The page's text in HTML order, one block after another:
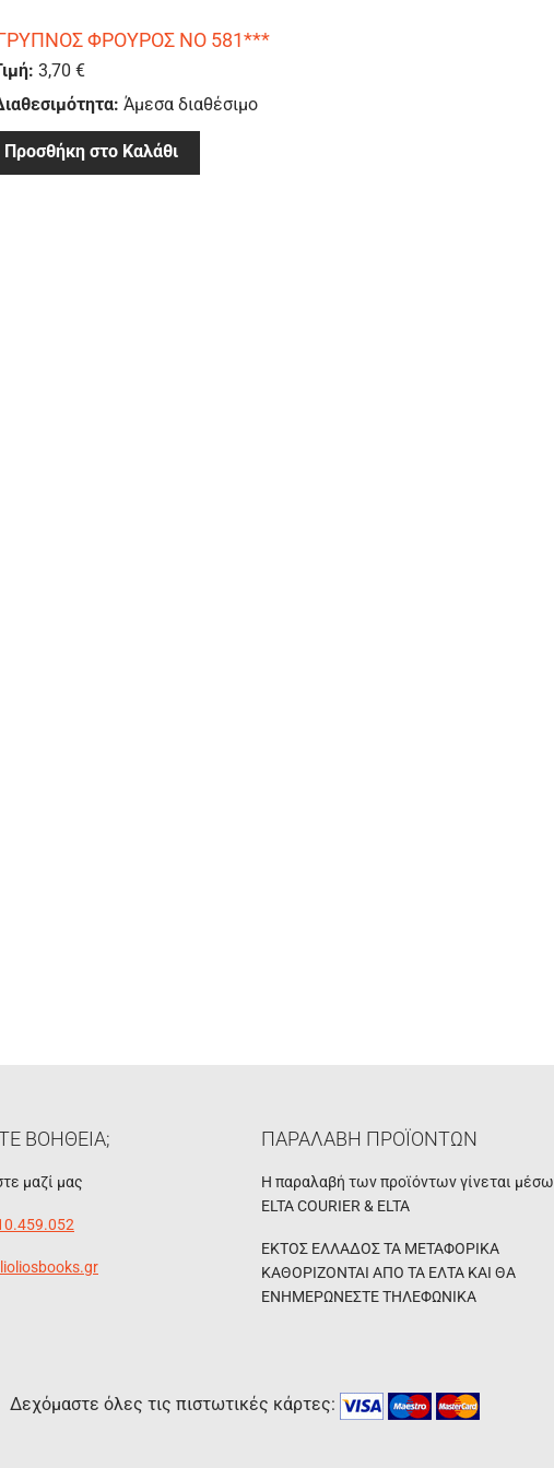
ΦΡΟΥΡΟΣ ΝΟ 581***
3,70 €
Άμεσα διαθέσιμο
Προσθήκη στο Καλάθι
ΒΟΗΘΕΙΑ;
μαζί μας
ΠΑΡΑΛΑΒΗ ΠΡΟΪΟΝΤΩΝ
Η παραλαβή των προϊόντων γίνεται μέσω
ELTA COURIER & ELTA
ΕΚΤΟΣ ΕΛΛΑΔΟΣ ΤΑ ΜΕΤΑΦΟΡΙΚΑ
ΚΑΘΟΡΙΖΟΝΤΑΙ ΑΠΟ ΤΑ ΕΛΤΑ ΚΑΙ ΘΑ
ΕΝΗΜΕΡΩΝΕΣΤΕ ΤΗΛΕΦΩΝΙΚΑ
Δεχόμαστε όλες τις πιστωτικές κάρτες: